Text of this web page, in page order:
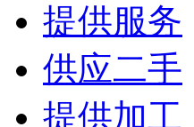
提供服务
供应二手
提供加工